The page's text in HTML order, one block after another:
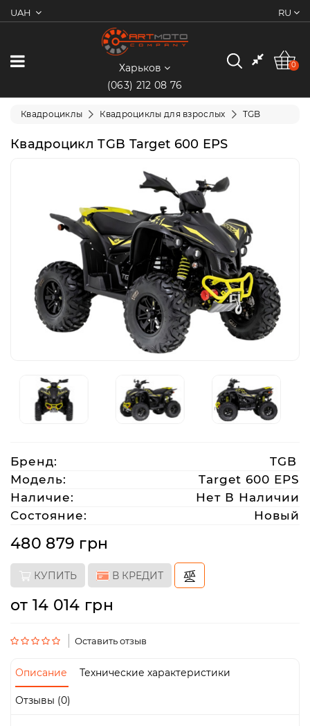
UAH RU
0
Категории
Мотоциклы
Электротранспорт
Экипировка
Запчасти
Аксессуары
(063)
212
08
76
artmoto.info@gmail.com
Режим
работы:
Пт
-
19:00
Сб
10:00
Харьков
(063) 212 08 76
0
Квадроциклы Квадроциклы для взрослых TGB
Квадроцикл TGB Target 600 EPS
Бренд:
TGB
Модель:
Target 600 EPS
Наличие:
Нет В Наличии
Состояние:
Новый
480 879 грн
КУПИТЬ В КРЕДИТ
от 14 014 грн
Оставить отзыв
Описание Технические характеристики
Отзывы (0)